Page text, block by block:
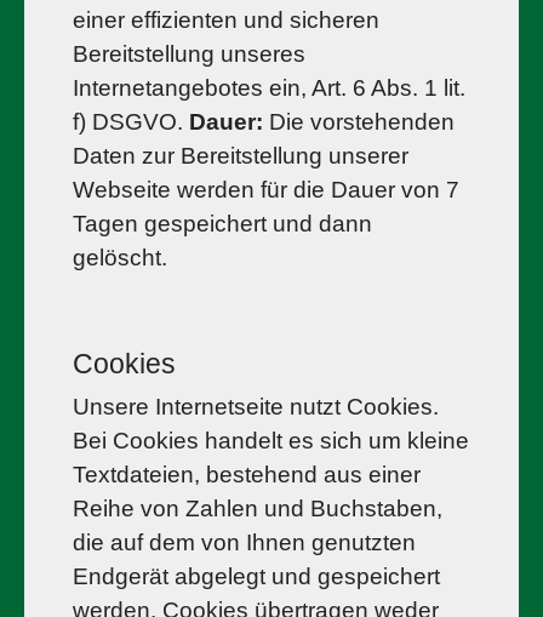
einer effizienten und sicheren
Bereitstellung unseres
Internetangebotes ein, Art. 6 Abs. 1 lit.
f) DSGVO. Dauer: Die vorstehenden
Daten zur Bereitstellung unserer
Webseite werden für die Dauer von 7
Tagen gespeichert und dann
gelöscht.
Cookies
Unsere Internetseite nutzt Cookies.
Bei Cookies handelt es sich um kleine
Textdateien, bestehend aus einer
Reihe von Zahlen und Buchstaben,
die auf dem von Ihnen genutzten
Endgerät abgelegt und gespeichert
werden. Cookies übertragen weder